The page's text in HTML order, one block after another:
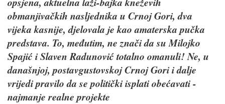
obmanjivačkih nasljednika u Crnoj Gori, dva
vijeka kasnije, djelovala je kao amaterska pučka
predstava. To, međutim, ne znači da su Milojko
Spajić i Slaven Radunović totalno omanuli! Ne, u
današnjoj, postavgustovskoj Crnoj Gori i dalje
vrijedi pravilo da se politički isplati obećavati -
najmanje realne projekte